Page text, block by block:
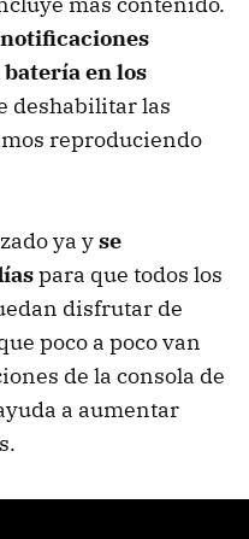
notificaciones
en los
deshabilitar las
reproduciendo
ya yse
para que todos los
disfrutar de
poco a poco van
de la consola de
a aumentar